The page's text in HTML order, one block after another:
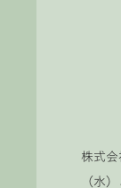
株式
（水